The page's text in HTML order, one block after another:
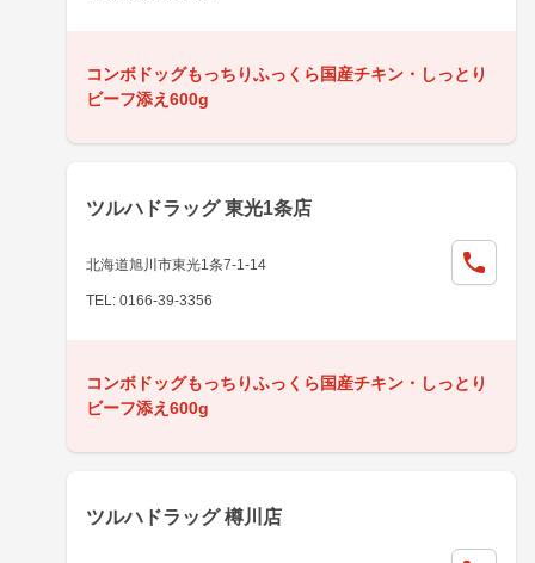
コンボドッグもっちりふっくら国産チキン・しっとり
ビーフ添え600g
ツルハドラッグ 東光1条店
北海道旭川市東光1条7-1-14
TEL: 0166-39-3356
コンボドッグもっちりふっくら国産チキン・しっとり
ビーフ添え600g
ツルハドラッグ 樽川店